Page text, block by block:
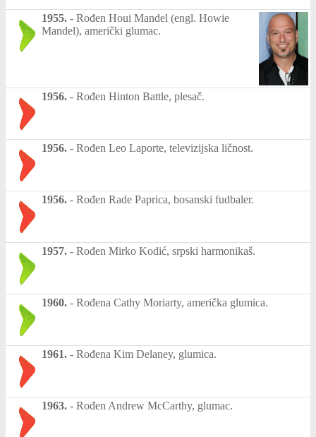
1955. - Rođen Houi Mandel (engl. Howie
Mandel), američki glumac.
1956. - Rođen Hinton Battle, plesač.
1956. - Rođen Leo Laporte, televizijska ličnost.
1956. - Rođen Rade Paprica, bosanski fudbaler.
1957. - Rođen Mirko Kodić, srpski harmonikaš.
1960. - Rođena Cathy Moriarty, američka glumica.
1961. - Rođena Kim Delaney, glumica.
1963. - Rođen Andrew McCarthy, glumac.